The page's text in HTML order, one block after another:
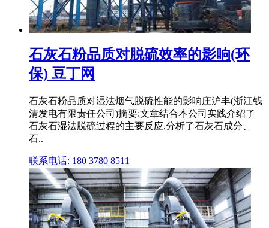
石灰石粉品质对脱硫效率的影响(环
保) 豆丁网
石灰石粉品质对湿法烟气脱硫性能的影响庄沪丰(浙江钱
清发电有限责任公司)摘要:文章结合本公司实践介绍了
石灰石湿法脱硫过程的主要反应,分析了石灰石成分、
石..
联系电话: 180 3780 8511